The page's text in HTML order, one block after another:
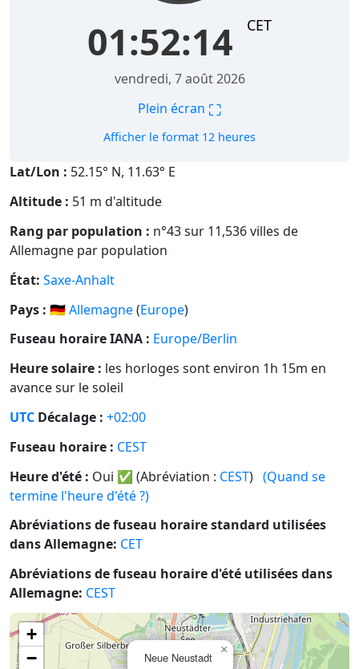
01:52:15 CET
vendredi, 7 août 2026
Plein écran ⛶
Afficher le format 12 heures
Lat/Lon : 52.15° N, 11.63° E
Altitude : 51 m d'altitude
Rang par population : n°43 sur 11,536 villes de
Allemagne par population
État: Saxe-Anhalt
Pays : 🇩🇪Allemagne(Europe)
Fuseau horaire IANA : Europe/Berlin
Heure solaire : les horloges sont environ 1h 15m en
avance sur le soleil
UTC Décalage : +02:00
Fuseau horaire : CEST
Heure d'été : Oui ✅ (Abréviation : CEST) (Quand se
termine l'heure d'été ?)
Abréviations de fuseau horaire standard utilisées
dans Allemagne: CET
Abréviations de fuseau horaire d'été utilisées dans
Allemagne: CEST
Neue Neustadt
×
+
−